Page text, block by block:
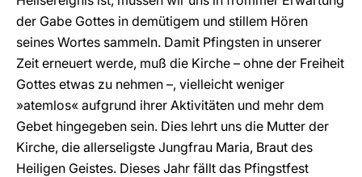
der Gabe Gottes in demütigem und stillem Hören
seines Wortes sammeln. Damit Pfingsten in unserer
Zeit erneuert werde, muß die Kirche – ohne der Freiheit
Gottes etwas zu nehmen –, vielleicht weniger
»atemlos« aufgrund ihrer Aktivitäten und mehr dem
Gebet hingegeben sein. Dies lehrt uns die Mutter der
Kirche, die allerseligste Jungfrau Maria, Braut des
Heiligen Geistes. Dieses Jahr fällt das Pfingstfest